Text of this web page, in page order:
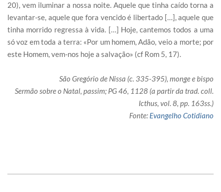
20), vem iluminar a nossa noite. Aquele que tinha caído torna a
levantar-se, aquele que fora vencido é libertado […], aquele que
tinha morrido regressa à vida. […] Hoje, cantemos todos a uma
só voz em toda a terra: «Por um homem, Adão, veio a morte; por
este Homem, vem-nos hoje a salvação» (cf Rom 5, 17).
São Gregório de Nissa (c. 335-395), monge e bispo
Sermão sobre o Natal, passim; PG 46, 1128 (a partir da trad. coll.
Icthus, vol. 8, pp. 163ss.)
Fonte: Evangelho Cotidiano